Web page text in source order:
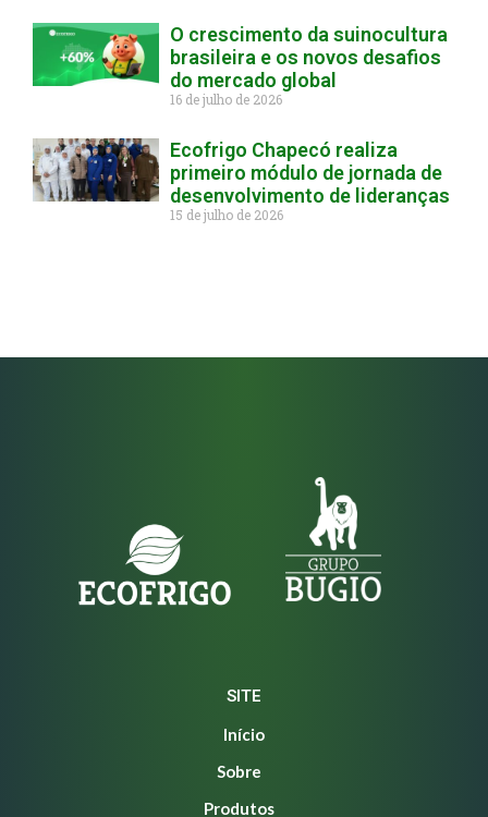
O crescimento da suinocultura
brasileira e os novos desafios
do mercado global
16 de julho de 2026
Ecofrigo Chapecó realiza
primeiro módulo de jornada de
desenvolvimento de lideranças
15 de julho de 2026
SITE
Início
Sobre
Produtos